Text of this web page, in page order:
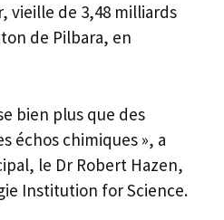
vieille de 3,48 milliards
de Pilbara, en
bien plus que des
échos chimiques », a
le Dr Robert Hazen,
Institution for Science.